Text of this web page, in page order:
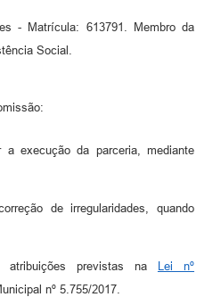
- Matrícula: 613791. Membro da
Social.
execução da parceria, mediante
de irregularidades, quando
previstas na Lei nº
nº 5.755/2017.